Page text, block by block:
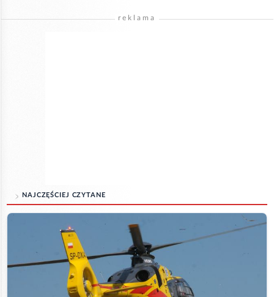
reklama
NAJCZĘŚCIEJ CZYTANE